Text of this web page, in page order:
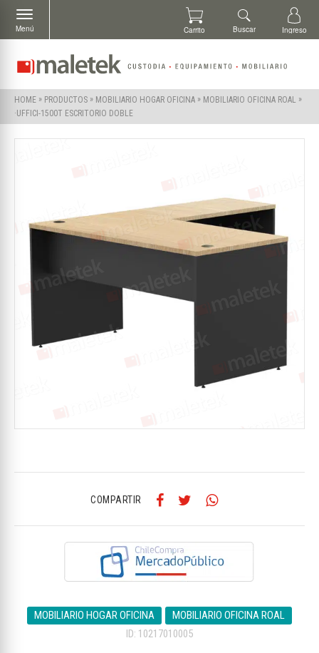
HOME » PRODUCTOS » MOBILIARIO HOGAR OFICINA » MOBILIARIO OFICINA ROAL »
·UFFICI-1500T ESCRITORIO DOBLE
COMPARTIR
MOBILIARIO HOGAR OFICINA
MOBILIARIO OFICINA ROAL
ID: 10217010005
Menú Carrito Buscar Ingreso